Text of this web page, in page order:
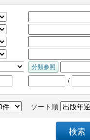
/
ソート順